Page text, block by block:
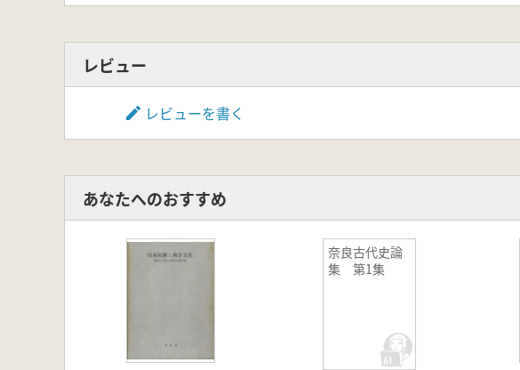
レビュー
レビューを書く
あなたへのおすすめ
奈良古代史論
集 第1集